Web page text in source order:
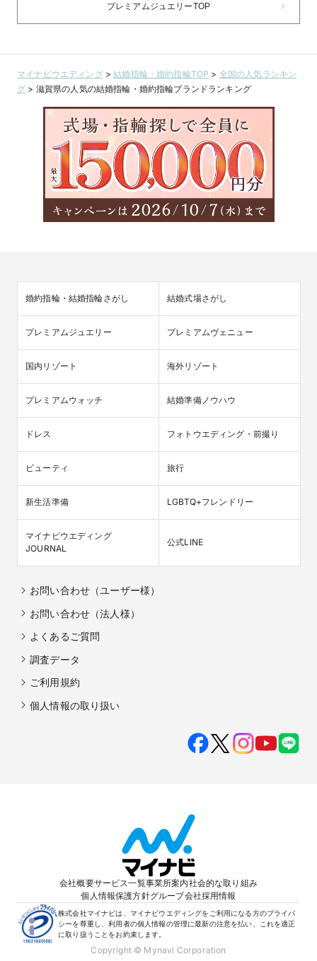
プレミアムジュエリーTOP
マイナビウエディング>結婚指輪・婚約指輪TOP > 全国の人気ランキン
グ > 滋賀県の人気の結婚指輪・婚約指輪ブランドランキング
婚約指輪・結婚指輪さがし 結婚式場さがし
プレミアムジュエリー プレミアムヴェニュー
国内リゾート 海外リゾート
プレミアムウォッチ 結婚準備ノウハウ
ドレス フォトウエディング・前撮り
ビューティ 旅行
新生活準備 LGBTQ+フレンドリー
マイナビウエディング
JOURNAL
公式LINE
お問い合わせ（ユーザー様）
お問い合わせ（法人様）
よくあるご質問
調査データ
ご利用規約
個人情報の取り扱い
会社概要サービス一覧事業所案内社会的な取り組み
個人情報保護方針グループ会社採用情報
株式会社マイナビは、マイナビウエディングをご利用になる方のプライバ
シーを尊重し、利用者の個人情報の管理に最新の注意を払い、これを適正
に取り扱うことをお約束します。
Copyright © Mynavi Corporation